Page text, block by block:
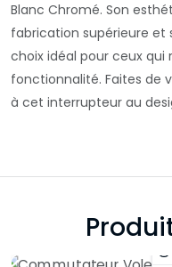
Blanc Chromé. Son
fabrication supérieure
choix idéal pour ceux
fonctionnalité. Faites de
à cet interrupteur au